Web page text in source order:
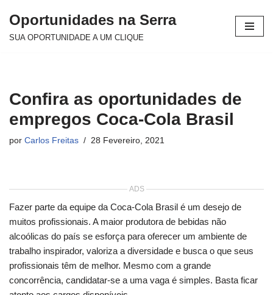
Avançar
Oportunidades na Serra
SUA OPORTUNIDADE A UM CLIQUE
Confira as oportunidades de
empregos Coca-Cola Brasil
por Carlos Freitas 28 Fevereiro, 2021
ADS
Fazer parte da equipe da Coca-Cola Brasil é um desejo de
muitos profissionais. A maior produtora de bebidas não
alcoólicas do país se esforça para oferecer um ambiente de
trabalho inspirador, valoriza a diversidade e busca o que seus
profissionais têm de melhor. Mesmo com a grande
concorrência, candidatar-se a uma vaga é simples. Basta ficar